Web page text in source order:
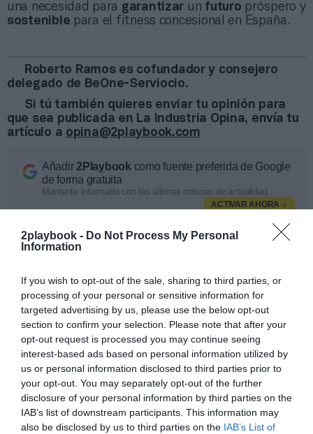
2playbook - Do Not Process My Personal
Information
If you wish to opt-out of the sale, sharing to third parties, or
processing of your personal or sensitive information for
targeted advertising by us, please use the below opt-out
section to confirm your selection. Please note that after your
opt-out request is processed you may continue seeing
interest-based ads based on personal information utilized by
us or personal information disclosed to third parties prior to
your opt-out. You may separately opt-out of the further
disclosure of your personal information by third parties on the
IAB’s list of downstream participants. This information may
also be disclosed by us to third parties on the IAB’s List of
una necesidad para garantizar un futuro próspero y
sostenible para el fitness concesional en España.
Roberto Ramos es cofundador y consejero
delegado de BeOne-Serviocio.
Si tú también quieres enviar tu opinión para
que sea publicada en La Industria Opina, envía tu
artículo a opina@2playbook.com
Añadir2Playbook como fuente preferida de Google
de forma gratuita
Mantente informado con las últimas noticias de actualidad.
ACTIVAR AHORA
Imprimir
Publicidad
2Playbook Club